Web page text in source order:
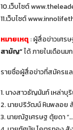
10.เว็บไซต์
11.เว็บไซต์
หมายเหตุ: ผู้สื่อข่าวเศร
สามัญ”ได้ ภายในเดือน
รายชื่อผู้สื่อข่าวที่สมัครแล
1. นางสาวธัญนันท์ เหล่า
2. นายปริวัฒน์ หินพลอย
3. นายณัฐเศรษฐ ตุ้ยดา